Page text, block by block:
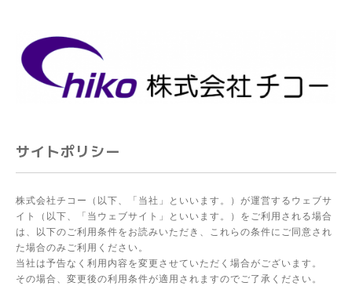
サイトポリシー
株式会社チコー（以下、「当社」といいます。）が運営するウェブサ
イト（以下、「当ウェブサイト」といいます。）をご利用される場合
は、以下のご利用条件をお読みいただき、これらの条件にご同意され
た場合のみご利用ください。
当社は予告なく利用内容を変更させていただく場合がございます。
その場合、変更後の利用条件が適用されますのでご了承ください。